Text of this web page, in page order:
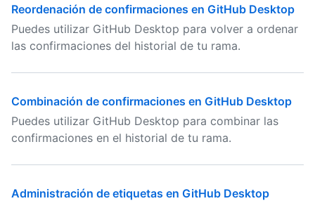
Reordenación de confirmaciones en GitHub Desktop
Puedes utilizar GitHub Desktop para volver a ordenar
las confirmaciones del historial de tu rama.
Combinación de confirmaciones en GitHub Desktop
Puedes utilizar GitHub Desktop para combinar las
confirmaciones en el historial de tu rama.
Administración de etiquetas en GitHub Desktop